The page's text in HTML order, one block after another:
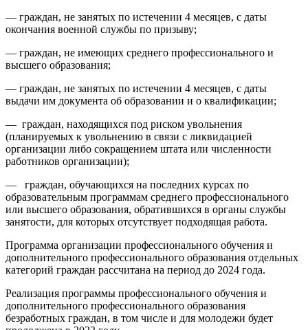
— граждан, не занятых по истечении 4 месяцев, с даты
окончания военной службы по призыву;
— граждан, не имеющих среднего профессионального и
высшего образования;
— граждан, не занятых по истечении 4 месяцев, с даты
выдачи им документа об образовании и о квалификации;
— граждан, находящихся под риском увольнения
(планируемых к увольнению в связи с ликвидацией
организации либо сокращением штата или численности
работников организации);
— граждан, обучающихся на последних курсах по
образовательным программам среднего профессионального
или высшего образования, обратившихся в органы службы
занятости, для которых отсутствует подходящая работа.
Программа организации профессионального обучения и
дополнительного профессионального образования отдельных
категорий граждан рассчитана на период до 2024 года.
Реализация программы профессионального обучения и
дополнительного профессионального образования
безработных граждан, в том числе и для молодежи будет